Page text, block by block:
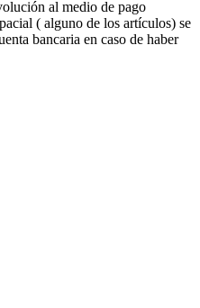
al medio de pago
( alguno de los artículos) se
bancaria en caso de haber